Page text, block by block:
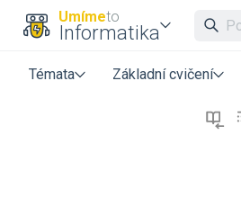
Umímeto
Informatika
Témata Základní cvičení